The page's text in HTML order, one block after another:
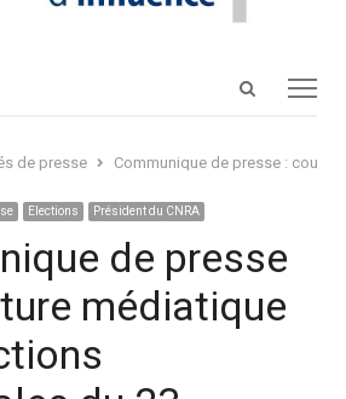
Open
de presse Communique de presse :
Elections Président du CNRA
de presse
médiatique